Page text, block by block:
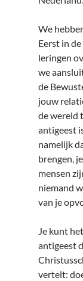
We
Eerst in
leringen
we
de
jouw
de wereld
antigeest
namelijk
brengen,
mensen
niemand
van je
Je kunt
antigeest
vertelt: